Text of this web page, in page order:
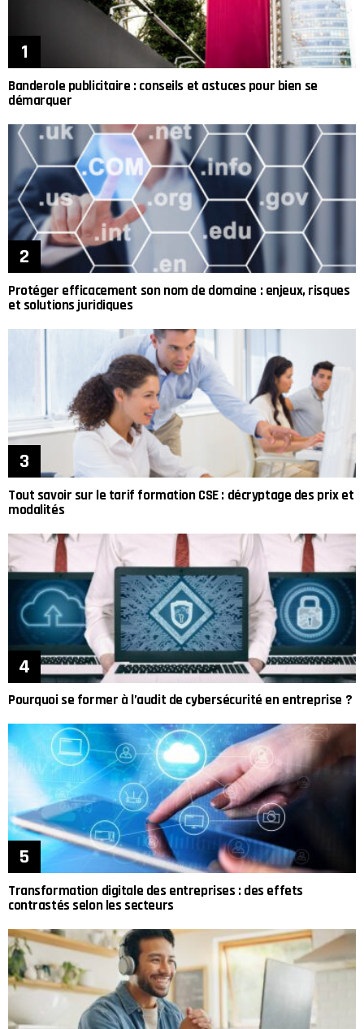
Banderole publicitaire : conseils et astuces pour bien se
démarquer
Protéger efficacement son nom de domaine : enjeux, risques
et solutions juridiques
Tout savoir sur le tarif formation CSE : décryptage des prix et
modalités
Pourquoi se former à l’audit de cybersécurité en entreprise ?
Transformation digitale des entreprises : des effets
contrastés selon les secteurs